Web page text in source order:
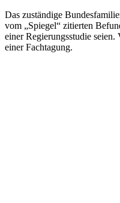
Das zuständige
vom „Spiegel“ zitierten
einer Regierungsstudie
einer Fachtagung.